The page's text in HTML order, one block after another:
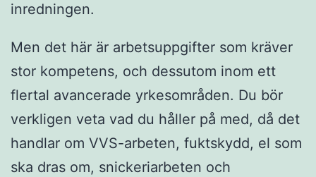
inredningen.
Men det här är arbetsuppgifter som kräver
stor kompetens, och dessutom inom ett
flertal avancerade yrkesområden. Du bör
verkligen veta vad du håller på med, då det
handlar om VVS-arbeten, fuktskydd, el som
ska dras om, snickeriarbeten och